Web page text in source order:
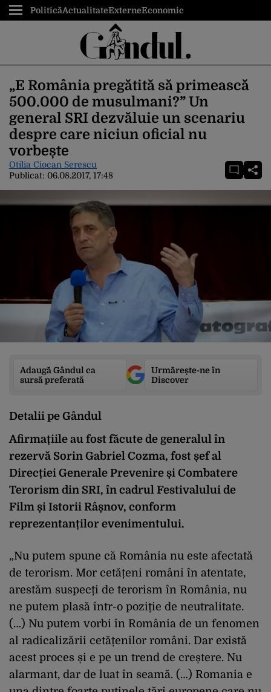
PoliticăActualitateExterneEconomic
„E România pregătită să primească
500.000 de musulmani?” Un
general SRI dezvăluie un scenariu
despre care niciun oficial nu
vorbește
Otilia Ciocan Serescu
Publicat: 06.08.2017, 17:48
Adaugă Gândul ca
sursă preferată
Urmărește-ne în
Discover
Detalii pe Gândul
Afirmațiile au fost făcute de generalul în
rezervă Sorin Gabriel Cozma, fost șef al
Direcției Generale Prevenire și Combatere
Terorism din SRI, în cadrul Festivalului de
Film și Istorii Râșnov, conform
reprezentanților evenimentului.
„Nu putem spune că România nu este afectată
de terorism. Mor cetățeni români în atentate,
arestăm suspecți de terorism în România, nu
ne putem plasă într-o poziție de neutralitate.
(…) Nu putem vorbi în România de un fenomen
al radicalizării cetățenilor români. Dar există
acest proces și e pe un trend de creștere. Nu
alarmant, dar de luat în seamă. (…) Romania e